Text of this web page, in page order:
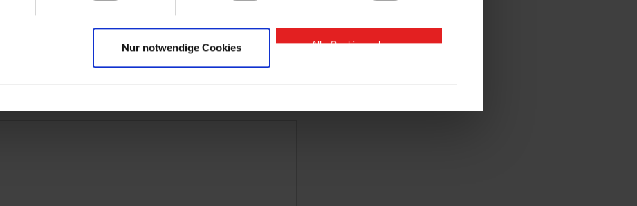
Nur notwendige Cookies Alle Cookies zulassen